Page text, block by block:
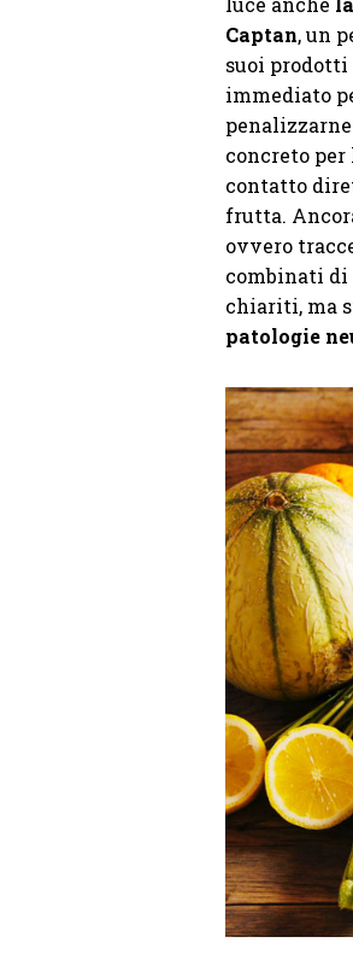
Captan, un
suoi
immediato
concreto
contatto
frutta.
ovvero
combinati di
chiariti, ma
patologie